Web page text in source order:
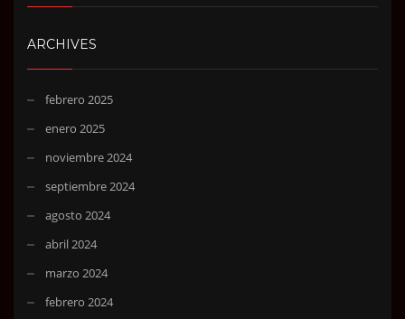
ARCHIVES
febrero 2025
enero 2025
noviembre 2024
septiembre 2024
agosto 2024
abril 2024
marzo 2024
febrero 2024